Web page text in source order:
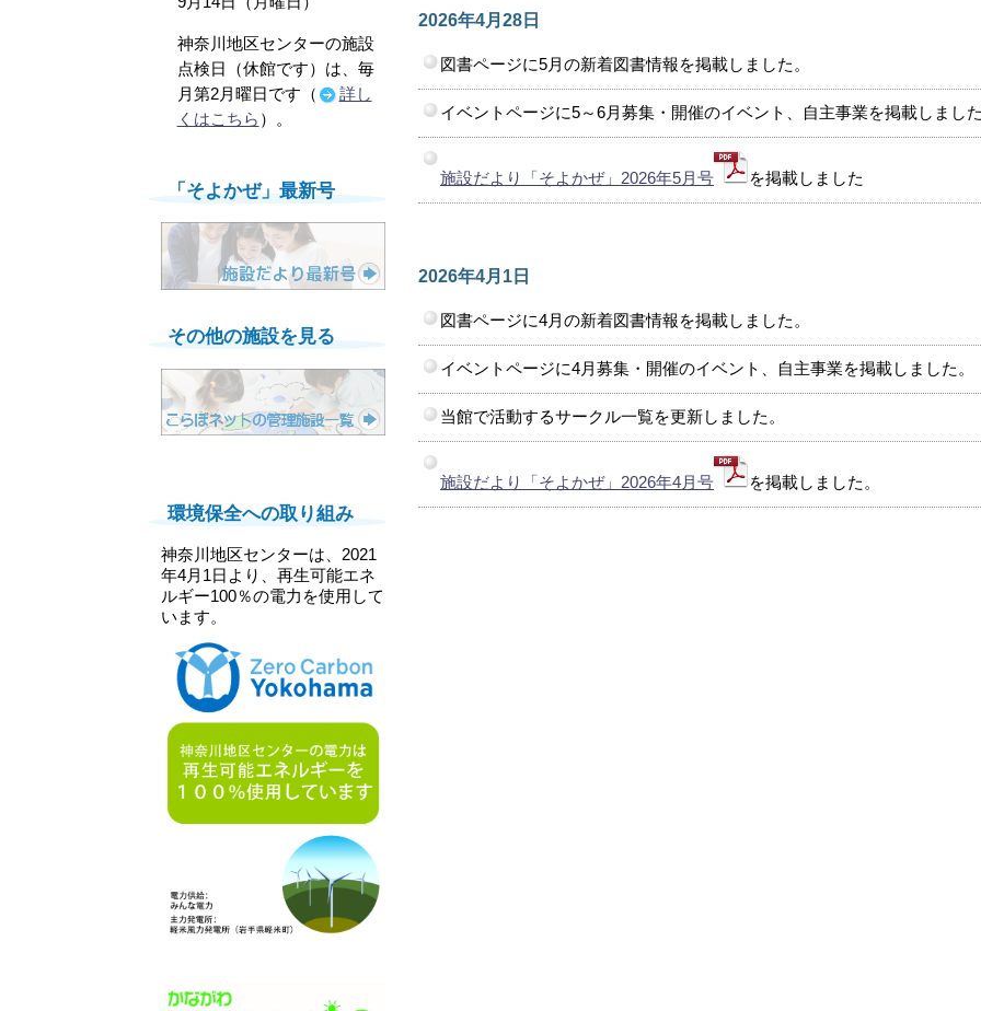
2026年4月28日
図書ページに5月の新着図書情報を掲載しました。
イベントページに5～6月募集・開催のイベント、自主事業を掲載しました
施設だより「そよかぜ」2026年5月号 を掲載しました
2026年4月1日
図書ページに4月の新着図書情報を掲載しました。
イベントページに4月募集・開催のイベント、自主事業を掲載しました。
当館で活動するサークル一覧を更新しました。
施設だより「そよかぜ」2026年4月号 を掲載しました。
神奈川地区センターの施設
点検日（休館です）は、毎
月第2月曜日です（
詳し
くはこちら ）。
「そよかぜ」最新号
その他の施設を見る
環境保全への取り組み
神奈川地区センターは、2021
年4月1日より、再生可能エネ
ルギー100％の電力を使用して
います。